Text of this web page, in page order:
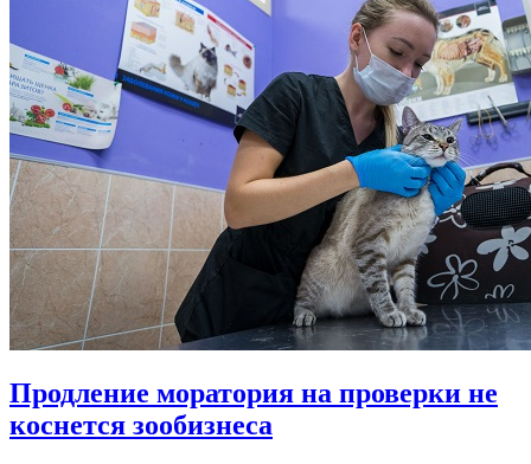
Продление моратория на проверки не
коснется зообизнеса